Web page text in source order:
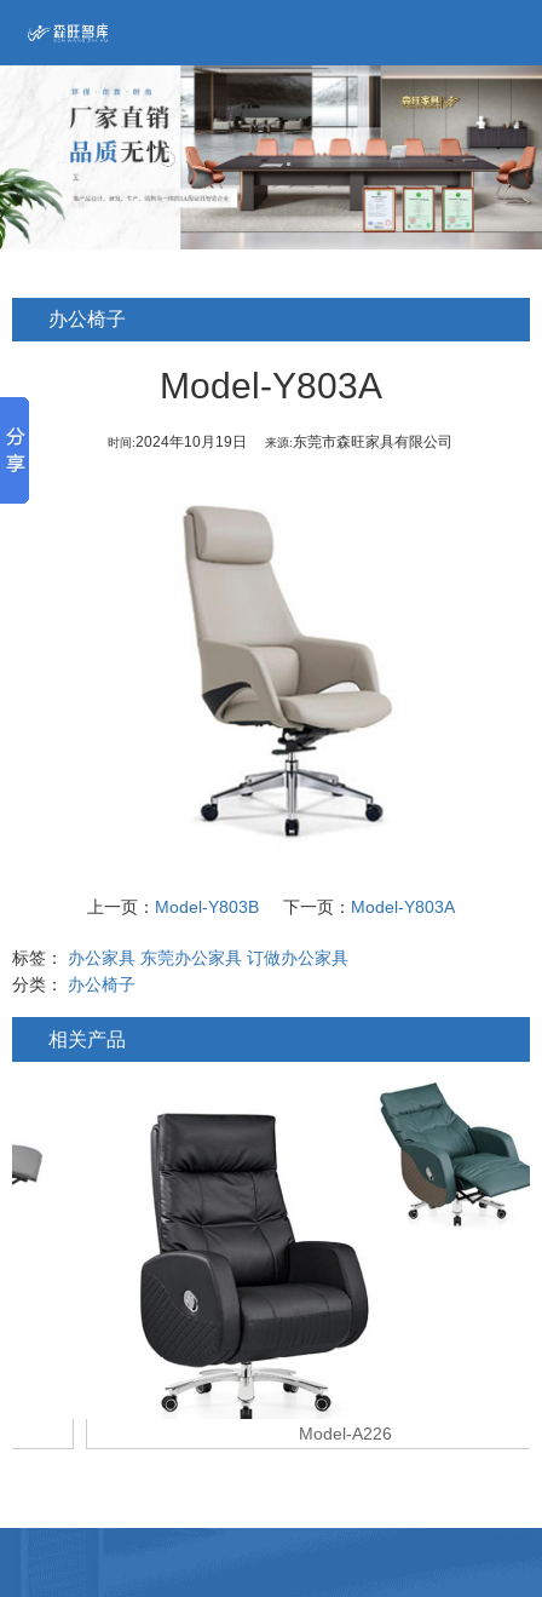
办公椅子
Model-Y803A
时间:2024年10月19日 来源:东莞市森旺家具有限公司
上一页： Model-Y803B 下一页： Model-Y803A
标签： 办公家具 东莞办公家具 订做办公家具
分类： 办公椅子
相关产品
Model-A226